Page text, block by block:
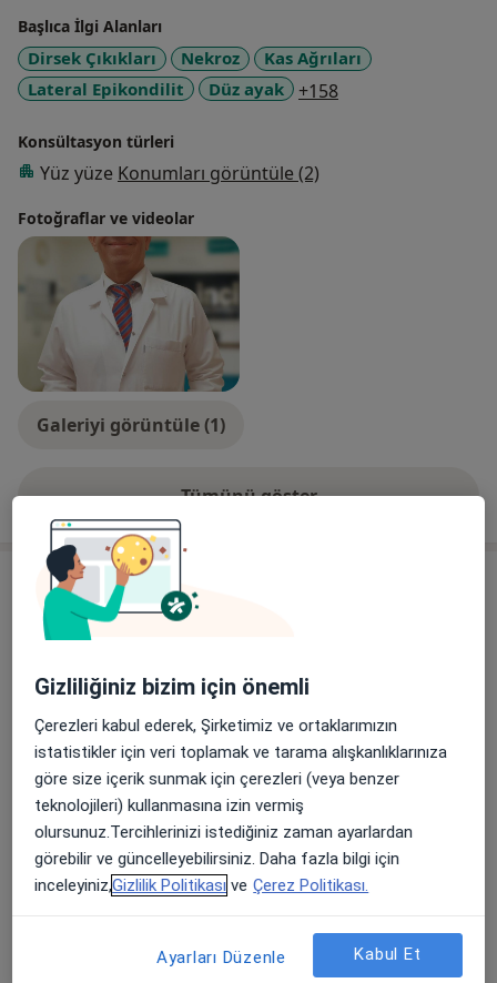
Başlıca İlgi Alanları
Dirsek Çıkıkları Nekroz
Kas Ağrıları
Lateral Epikondilit
Düz ayak +158
Konsültasyon türleri
Yüz yüze Konumları görüntüle (2)
Fotoğraflar ve videolar
Galeriyi görüntüle (1)
Tümünü göster
Hizmetler
Başlıca Hizmetler
Ortopedi Ve Travmatoloji Randevusu
Ilıca Mahallesi Mithatpaşa Caddesi
No:125, Narlıdere
Özel Ege İnci Tıp Merkezi
Ali Fuat Cebesoy Mahallesi 9135/4 Sokak No:4,
Karabağlar
Özel Ege Yaşam Hastanesi
Diğer Hizmetler
Normal Randevu
Gizliliğiniz bizim için önemli
Çerezleri kabul ederek, Şirketimiz ve ortaklarımızın
istatistikler için veri toplamak ve tarama alışkanlıklarınıza
göre size içerik sunmak için çerezleri (veya benzer
teknolojileri) kullanmasına izin vermiş
olursunuz.Tercihlerinizi istediğiniz zaman ayarlardan
görebilir ve güncelleyebilirsiniz. Daha fazla bilgi için
inceleyiniz,Gizlilik Politikası ve Çerez Politikası.
Ayarları Düzenle Kabul Et